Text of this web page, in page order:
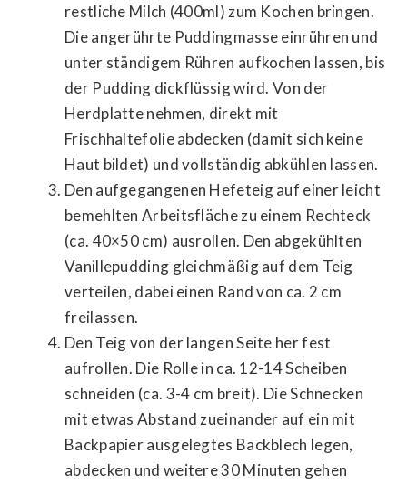
restliche Milch (400ml) zum Kochen bringen.
Die angerührte Puddingmasse einrühren und
unter ständigem Rühren aufkochen lassen, bis
der Pudding dickflüssig wird. Von der
Herdplatte nehmen, direkt mit
Frischhaltefolie abdecken (damit sich keine
Haut bildet) und vollständig abkühlen lassen.
Den aufgegangenen Hefeteig auf einer leicht
bemehlten Arbeitsfläche zu einem Rechteck
(ca. 40×50 cm) ausrollen. Den abgekühlten
Vanillepudding gleichmäßig auf dem Teig
verteilen, dabei einen Rand von ca. 2 cm
freilassen.
Den Teig von der langen Seite her fest
aufrollen. Die Rolle in ca. 12-14 Scheiben
schneiden (ca. 3-4 cm breit). Die Schnecken
mit etwas Abstand zueinander auf ein mit
Backpapier ausgelegtes Backblech legen,
abdecken und weitere 30 Minuten gehen